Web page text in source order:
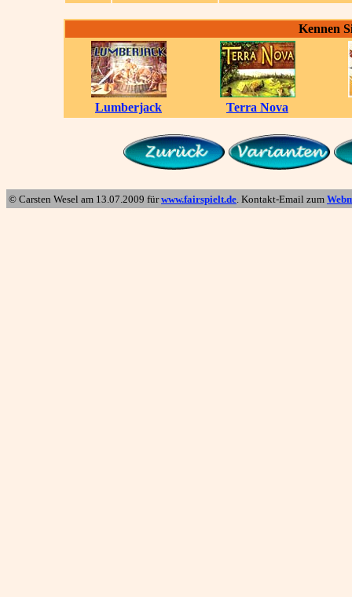
Kennen
Lumberjack Terra Nova
© Carsten Wesel am 13.07.2009 fürwww.fairspielt.de. Kontakt-Email zum